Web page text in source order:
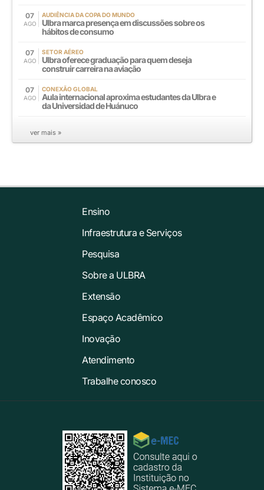
07
AGO
AUDIÊNCIA DA COPA DO MUNDO
Ulbra marca presença em discussões sobre os
hábitos de consumo
07
AGO
SETOR AÉREO
Ulbra oferece graduação para quem deseja
construir carreira na aviação
07
AGO
CONEXÃO GLOBAL
Aula internacional aproxima estudantes da Ulbra e
da Universidad de Huánuco
ver mais »
Ensino
Infraestrutura e Serviços
Pesquisa
Sobre a ULBRA
Extensão
Espaço Acadêmico
Inovação
Atendimento
Trabalhe conosco